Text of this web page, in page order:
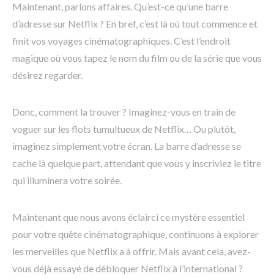
Maintenant, parlons affaires. Qu’est-ce qu’une barre
d’adresse sur Netflix ? En bref, c’est là où tout commence et
finit vos voyages cinématographiques. C’est l’endroit
magique où vous tapez le nom du film ou de la série que vous
désirez regarder.
Donc, comment la trouver ? Imaginez-vous en train de
voguer sur les flots tumultueux de Netflix… Ou plutôt,
imaginez simplement votre écran. La barre d’adresse se
cache là quelque part, attendant que vous y inscriviez le titre
qui illuminera votre soirée.
Maintenant que nous avons éclairci ce mystère essentiel
pour votre quête cinématographique, continuons à explorer
les merveilles que Netflix a à offrir. Mais avant cela, avez-
vous déjà essayé de débloquer Netflix à l’international ?